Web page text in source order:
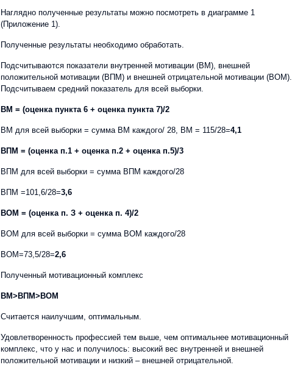
Наглядно полученные результаты можно посмотреть в диаграмме 1
(Приложение 1).
Полученные результаты необходимо обработать.
Подсчитываются показатели внутренней мотивации (ВМ), внешней
положительной мотивации (ВПМ) и внешней отрицательной мотивации (ВОМ).
Подсчитываем средний показатель для всей выборки.
ВМ = (оценка пункта 6 + оценка пункта 7)/2
ВМ для всей выборки = сумма ВМ каждого/ 28, ВМ = 115/28=4,1
ВПМ = (оценка п.1 + оценка п.2 + оценка п.5)/3
ВПМ для всей выборки = сумма ВПМ каждого/28
ВПМ =101,6/28=3,6
ВОМ = (оценка п. З + оценка п. 4)/2
ВОМ для всей выборки = сумма ВОМ каждого/28
ВОМ=73,5/28=2,6
Полученный мотивационный комплекс
ВМ>ВПМ>ВОМ
Считается наилучшим, оптимальным.
Удовлетворенность профессией тем выше, чем оптимальнее мотивационный
комплекс, что у нас и получилось: высокий вес внутренней и внешней
положительной мотивации и низкий – внешней отрицательной.